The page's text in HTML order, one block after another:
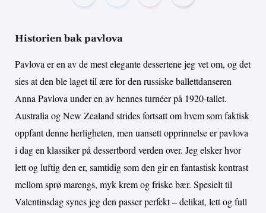
Historien bak pavlova
Pavlova er en av de mest elegante dessertene jeg vet om, og det
sies at den ble laget til ære for den russiske ballettdanseren
Anna Pavlova under en av hennes turnéer på 1920-tallet.
Australia og New Zealand strides fortsatt om hvem som faktisk
oppfant denne herligheten, men uansett opprinnelse er pavlova
i dag en klassiker på dessertbord verden over. Jeg elsker hvor
lett og luftig den er, samtidig som den gir en fantastisk kontrast
mellom sprø marengs, myk krem og friske bær. Spesielt til
Valentinsdag synes jeg den passer perfekt – delikat, lett og full